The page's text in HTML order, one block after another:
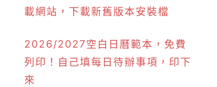
載網站，下載新舊版本安裝檔
2026/2027空白日曆範本，免費
列印！自己填每日待辦事項，印下
來